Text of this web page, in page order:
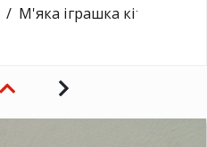
М'яка іграшка кіт Пушин-Пудинг